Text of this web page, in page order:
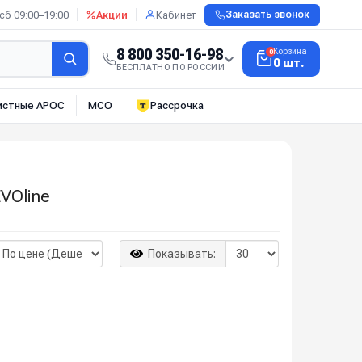
09:00–19:00 Акции Кабинет Заказать звонок
8 800 350-16-98
БЕСПЛАТНО ПО РОССИИ
0Корзина
0 шт.
АРОС МСО Рассрочка
Показывать: